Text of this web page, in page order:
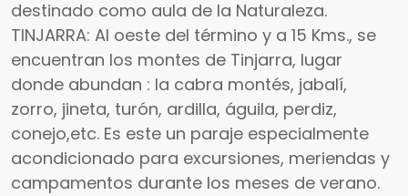
destinado como aula de la Naturaleza.
TINJARRA: Al oeste del término y a 15 Kms., se
encuentran los montes de Tinjarra, lugar
donde abundan : la cabra montés, jabalí,
zorro, jineta, turón, ardilla, águila, perdiz,
conejo,etc. Es este un paraje especialmente
acondicionado para excursiones, meriendas y
campamentos durante los meses de verano.